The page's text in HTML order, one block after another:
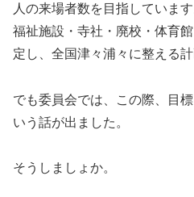
人の来場者数を目指していま
福祉施設・寺社・廃校・体育
定し、全国津々浦々に整える計
でも委員会では、この際、目
いう話が出ました。
そうしましょか。